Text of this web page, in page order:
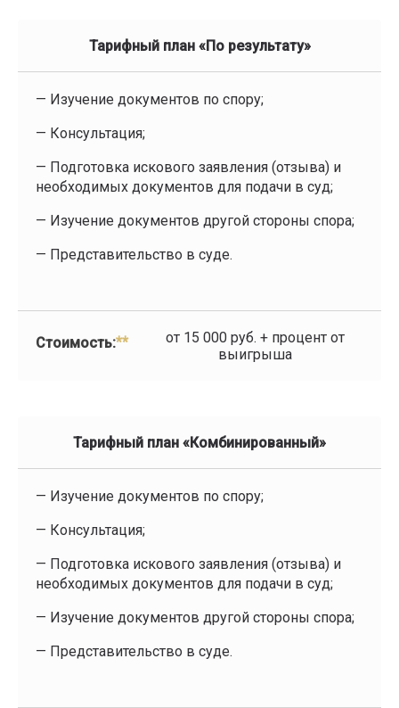
Тарифный план «По результату»
— Изучение документов по спору;
— Консультация;
— Подготовка искового заявления (отзыва) и
необходимых документов для подачи в суд;
— Изучение документов другой стороны спора;
— Представительство в суде.
Стоимость:**
от 15 000 руб. + процент от
выигрыша
Тарифный план «Комбинированный»
— Изучение документов по спору;
— Консультация;
— Подготовка искового заявления (отзыва) и
необходимых документов для подачи в суд;
— Изучение документов другой стороны спора;
— Представительство в суде.